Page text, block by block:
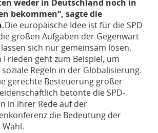
weder in Deutschland noch in
bekommen“, sagte die
Die europäische Idee ist für die SPD
großen Aufgaben der Gegenwart
sich nur gemeinsam lösen.
Frieden geht zum Beispiel, um
Regeln in der Globalisierung.
gerechte Besteuerung großer
betonte die SPD-
in ihrer Rede auf der
die Bedeutung der